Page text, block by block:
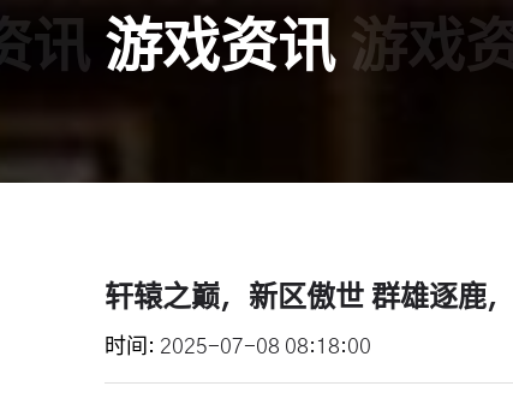
讯 游戏资讯 游戏
轩辕之巅，新区傲世 群雄逐鹿
时间 2025-07-08 08:18:00